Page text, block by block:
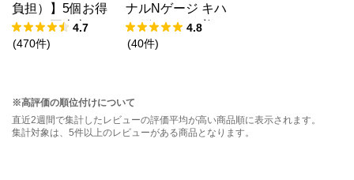
負担）】5個お得
セット五十六カレ
ーせんべい
4.7
(470件)
ナルNゲージ キハ
40形（SAKU美S
AKU楽）1両単品
4.8
(40件)
※高評価の順位付けについて
直近2週間で集計したレビューの評価平均が高い商品順に表示されます。
集計対象は、5件以上のレビューがある商品となります。